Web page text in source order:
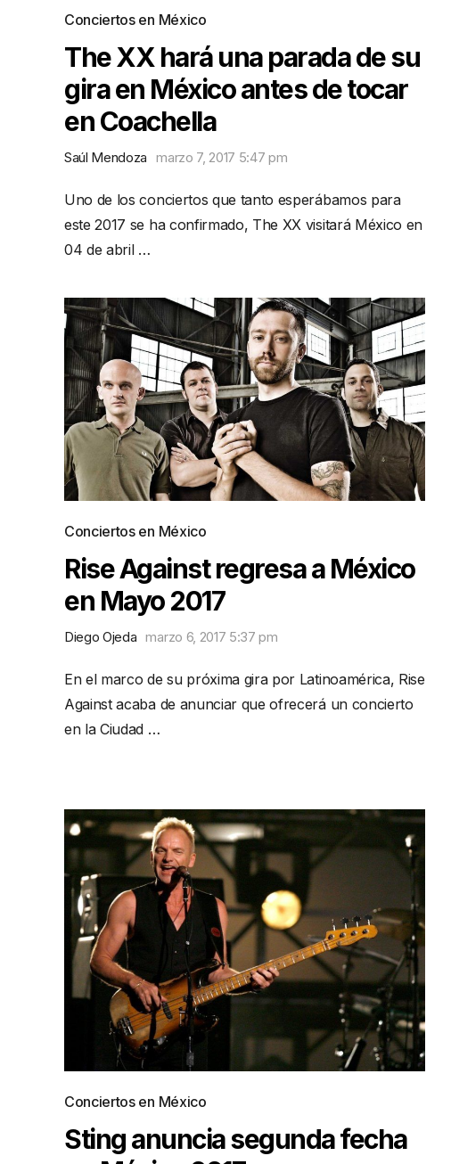
Conciertos en México
The XX hará una parada de su
gira en México antes de tocar
en Coachella
Saúl Mendoza marzo 7, 2017 5:47 pm
Uno de los conciertos que tanto esperábamos para
este 2017 se ha confirmado, The XX visitará México en
04 de abril …
Conciertos en México
Rise Against regresa a México
en Mayo 2017
Diego Ojeda marzo 6, 2017 5:37 pm
En el marco de su próxima gira por Latinoamérica, Rise
Against acaba de anunciar que ofrecerá un concierto
en la Ciudad …
Conciertos en México
Sting anuncia segunda fecha